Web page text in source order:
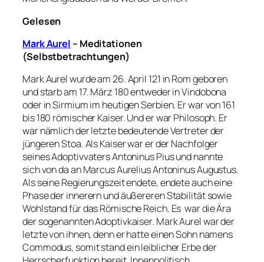
Gelesen
Mark Aurel – Meditationen
(Selbstbetrachtungen)
Mark Aurel wurde am 26. April 121 in Rom geboren
und starb am 17. März 180 entweder in Vindobona
oder in Sirmium im heutigen Serbien. Er war von 161
bis 180 römischer Kaiser. Und er war Philosoph. Er
war nämlich der letzte bedeutende Vertreter der
jüngeren Stoa. Als Kaiser war er der Nachfolger
seines Adoptivvaters Antoninus Pius und nannte
sich von da an Marcus Aurelius Antoninus Augustus.
Als seine Regierungszeit endete, endete auch eine
Phase der innerern und äußereren Stabilität sowie
Wohlstand für das Römische Reich. Es war die Ära
der sogenannten Adoptivkaiser. Mark Aurel war der
letzte von ihnen, denn er hatte einen Sohn namens
Commodus, somit stand ein leiblicher Erbe der